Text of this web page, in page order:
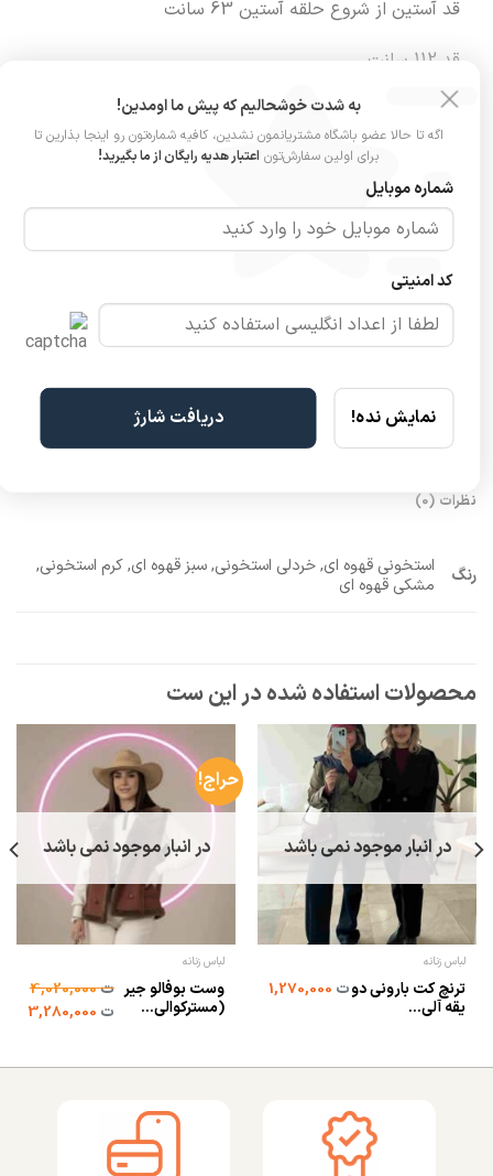
قد آستین از شروع حلقه آستین 63 سانت
قد 112 سانت
سایز مانکن 38
komode
نظرات (0)
رنگ
استخونی قهوه ای, خردلی استخونی, سبز قهوه ای, کرم استخونی,
مشکی قهوه ای
در انبار موجود نمی باشد
لباس زنانه
ترنچ کت بارونی دو
یقه آلی...
ت1,270,000
حراج!
در انبار موجود نمی باشد
لباس زنانه
وست بوفالو جیر
(مسترکوالی...
ت4,020,000
ت3,280,000
به شدت خوشحالیم که پیش ما اومدین!
اگه تا حالا عضو باشگاه مشتریانمون نشدین، کافیه شماره‌تون رو اینجا بذارین تا
برای اولین سفارش‌توناعتبار هدیه رایگان از ما بگیرید!
شماره موبایل
کد امنیتی
نمایش نده! دریافت شارژ